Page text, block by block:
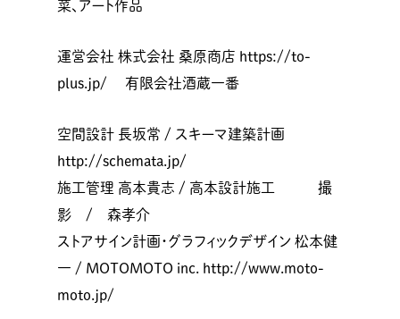
菜、アート作品
運営会社 株式会社 桑原商店 https://to-
plus.jp/ 有限会社酒蔵一番
空間設計 長坂常 / スキーマ建築計画
http://schemata.jp/
施工管理 高本貴志 / 高本設計施工 撮
影 / 森孝介
ストアサイン計画・グラフィックデザイン 松本健
一 / MOTOMOTO inc. http://www.moto-
moto.jp/